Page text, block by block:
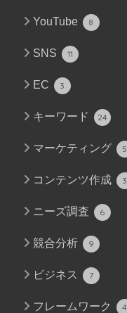
YouTube 8
SNS 11
EC 3
キーワード 24
マーケティング 5
コンテンツ作成 3
ニーズ調査 6
競合分析 9
ビジネス 7
フレームワーク 4